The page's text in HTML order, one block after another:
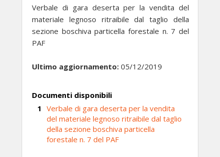
Verbale di gara deserta per la vendita del
materiale legnoso ritraibile dal taglio della
sezione boschiva particella forestale n. 7 del
PAF
Ultimo aggiornamento: 05/12/2019
Documenti disponibili
Verbale di gara deserta per la vendita
del materiale legnoso ritraibile dal taglio
della sezione boschiva particella
forestale n. 7 del PAF